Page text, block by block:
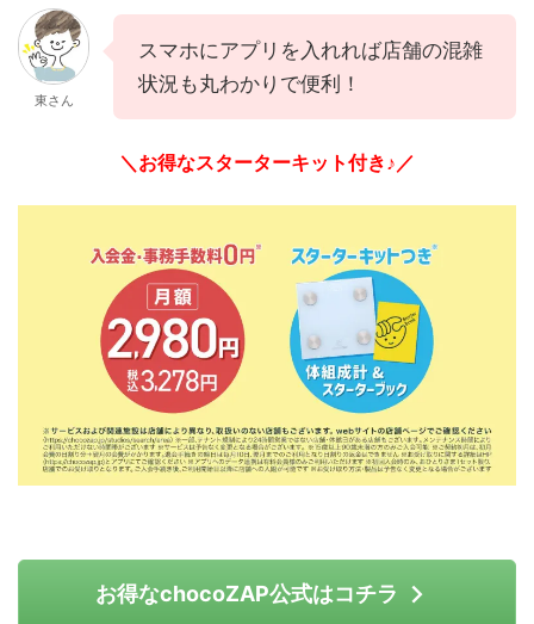
東さん
スマホにアプリを入れれば店舗の混雑
状況も丸わかりで便利！
＼お得なスターターキット付き♪／
お得なchocoZAP公式はコチラ